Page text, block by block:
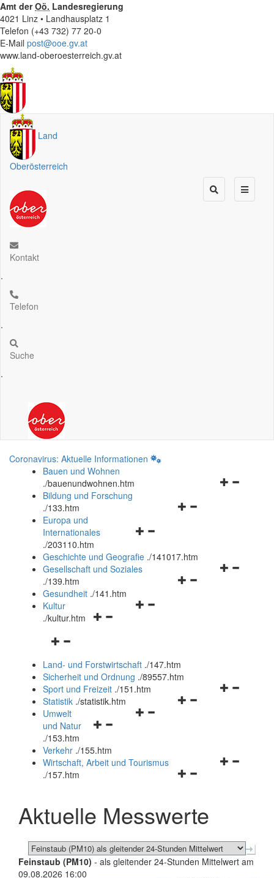
Amt derOö. Landesregierung
4021 Linz • Landhausplatz 1
Telefon (+43 732) 77 20-0
E-Mail post@ooe.gv.at
www.land-oberoesterreich.gv.at
Land
Oberösterreich
Kontakt
.
Telefon
.
Suche
.
Coronavirus: Aktuelle Informationen
Bauen und Wohnen
./bauenundwohnen.htm
Navigationsmenü
Bildung und Forschung
./133.htm
Navigationsmenü
und
schließen
Europa und
Internationales
./203110.htm
Geschichte und Geografie ./141017.htm
Navigationsmenü
Gesellschaft und Soziales
./139.htm
Navigationsmenü
Gesundheit ./141.htm
Navigationsmenü
Kultur
./kultur.htm
Navigationsmenü
und
schließen
Land- und Forstwirtschaft ./147.htm
Sicherheit und Ordnung ./89557.htm
Navigationsmenü
Sport und Freizeit ./151.htm
Navigationsmenü
Statistik ./statistik.htm
Navigationsmenü
und
schließen
Umwelt
und Natur
./153.htm
Verkehr ./155.htm
Navigationsmenü
schließen
Wirtschaft, Arbeit und Tourismus
./157.htm
Aktuelle Messwerte
Feinstaub (PM10) - als gleitender 24-Stunden Mittelwert am
09.08.2026 16:00